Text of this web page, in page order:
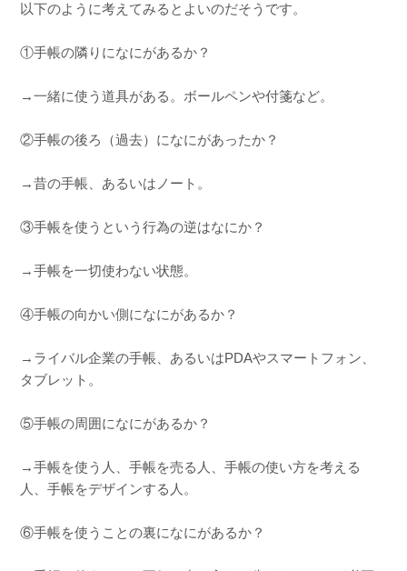
以下のように考えてみるとよいのだそうです。
①手帳の隣りになにがあるか？
→一緒に使う道具がある。ボールペンや付箋など。
②手帳の後ろ（過去）になにがあったか？
→昔の手帳、あるいはノート。
③手帳を使うという行為の逆はなにか？
→手帳を一切使わない状態。
④手帳の向かい側になにがあるか？
→ライバル企業の手帳、あるいはPDAやスマートフォン、
タブレット。
⑤手帳の周囲になにがあるか？
→手帳を使う人、手帳を売る人、手帳の使い方を考える
人、手帳をデザインする人。
⑥手帳を使うことの裏になにがあるか？